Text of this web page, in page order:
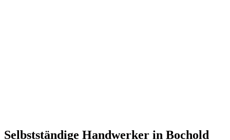
Selbstständige Handwerker in Bochold